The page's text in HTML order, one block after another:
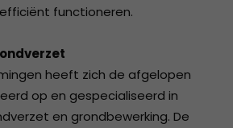
functioneren.
heeft zich de afgelopen
op en gespecialiseerd in
en grondbewerking. De